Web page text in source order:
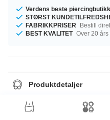
Verdens beste piercingbutikk
STØRST
FABRIKKPRISER
Bestill
BEST KVALITET Over 20 års
Produktdetaljer